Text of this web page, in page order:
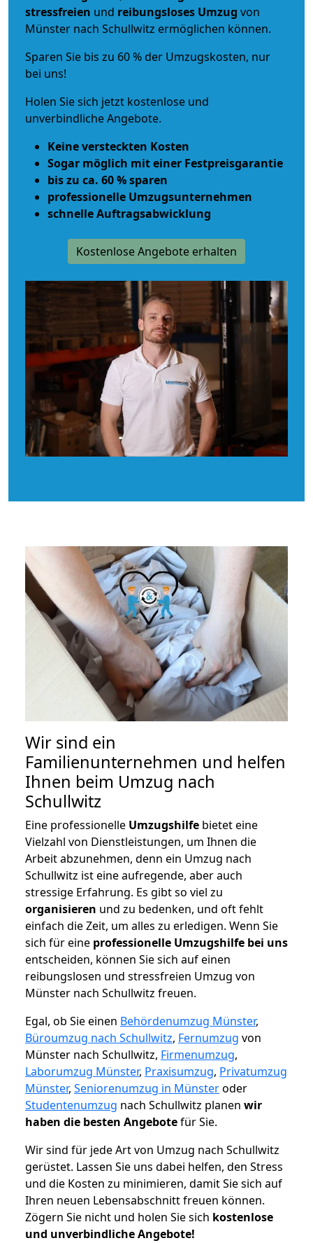
stressfreien und reibungsloses Umzug von
Münster nach Schullwitz ermöglichen können.
Sparen Sie bis zu 60 % der Umzugskosten, nur
bei uns!
Holen Sie sich jetzt kostenlose und
unverbindliche Angebote.
Keine versteckten Kosten
Sogar möglich mit einer Festpreisgarantie
bis zu ca. 60 % sparen
professionelle Umzugsunternehmen
schnelle Auftragsabwicklung
Kostenlose Angebote erhalten
Wir sind ein
Familienunternehmen und helfen
Ihnen beim Umzug nach
Schullwitz
Eine professionelle Umzugshilfe bietet eine
Vielzahl von Dienstleistungen, um Ihnen die
Arbeit abzunehmen, denn ein Umzug nach
Schullwitz ist eine aufregende, aber auch
stressige Erfahrung. Es gibt so viel zu
organisieren und zu bedenken, und oft fehlt
einfach die Zeit, um alles zu erledigen. Wenn Sie
sich für eine professionelle Umzugshilfe bei uns
entscheiden, können Sie sich auf einen
reibungslosen und stressfreien Umzug von
Münster nach Schullwitz freuen.
Egal, ob Sie einen Behördenumzug Münster,
Büroumzug nach Schullwitz, Fernumzug von
Münster nach Schullwitz, Firmenumzug,
Laborumzug Münster, Praxisumzug, Privatumzug
Münster, Seniorenumzug in Münsteroder
Studentenumzug nach Schullwitz planen wir
haben die besten Angebotefür Sie.
Wir sind für jede Art von Umzug nach Schullwitz
gerüstet. Lassen Sie uns dabei helfen, den Stress
und die Kosten zu minimieren, damit Sie sich auf
Ihren neuen Lebensabschnitt freuen können.
Zögern Sie nicht und holen Sie sich kostenlose
und unverbindliche Angebote!